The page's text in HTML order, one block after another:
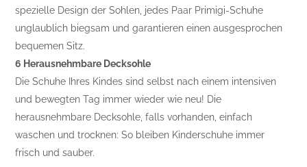
spezielle Design der Sohlen, jedes Paar Primigi-Schuhe
unglaublich biegsam und garantieren einen ausgesprochen
bequemen Sitz.
6 Herausnehmbare Decksohle
Die Schuhe Ihres Kindes sind selbst nach einem intensiven
und bewegten Tag immer wieder wie neu! Die
herausnehmbare Decksohle, falls vorhanden, einfach
waschen und trocknen: So bleiben Kinderschuhe immer
frisch und sauber.